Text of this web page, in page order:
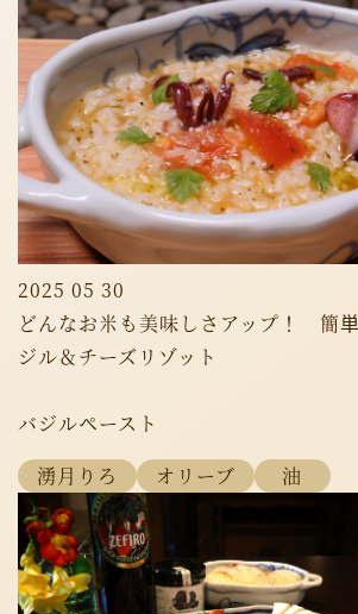
2025 05 30
どんなお米も美味しさアップ！ 簡
ジル＆チーズリゾット
バジルペースト
湧月りろ
オリーブ 油